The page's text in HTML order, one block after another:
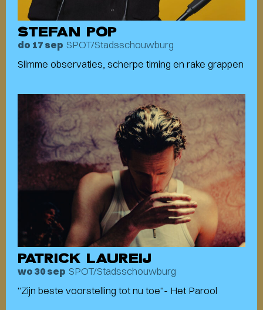
STEFAN POP
do 17 sep SPOT/Stadsschouwburg
Slimme observaties, scherpe timing en rake grappen
PATRICK LAUREIJ
wo 30 sep SPOT/Stadsschouwburg
"Zijn beste voorstelling tot nu toe"- Het Parool